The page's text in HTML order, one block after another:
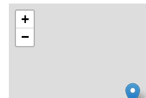
+
−